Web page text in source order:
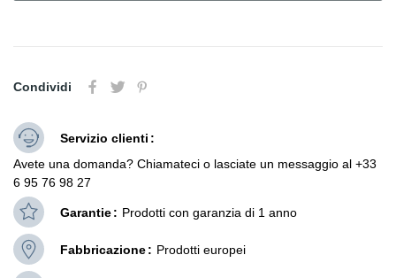
Condividi
Servizio clienti
Avete una domanda? Chiamateci o lasciate un messaggio al +33
6 95 76 98 27
Garantie Prodotti con garanzia di 1 anno
Fabbricazione Prodotti europei